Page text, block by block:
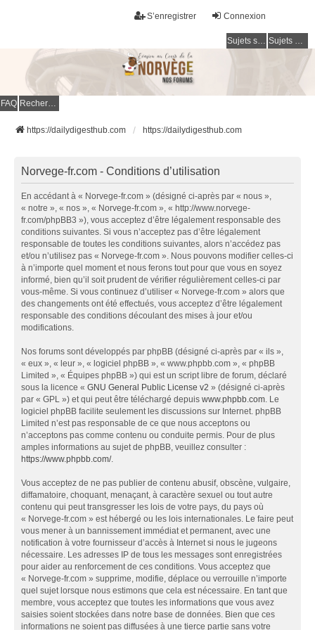
Connexion
S’enregistrer
Sujets sans réponse Sujets actifs
FAQ Rechercher
https://dailydigesthub.com https://dailydigesthub.com
Norvege-fr.com - Conditions d’utilisation
En accédant à « Norvege-fr.com » (désigné ci-après par « nous »,
« notre », « nos », « Norvege-fr.com », « http://www.norvege-
fr.com/phpBB3 »), vous acceptez d’être légalement responsable des
conditions suivantes. Si vous n’acceptez pas d’être légalement
responsable de toutes les conditions suivantes, alors n’accédez pas
et/ou n’utilisez pas « Norvege-fr.com ». Nous pouvons modifier celles-ci
à n’importe quel moment et nous ferons tout pour que vous en soyez
informé, bien qu’il soit prudent de vérifier régulièrement celles-ci par
vous-même. Si vous continuez d’utiliser « Norvege-fr.com » alors que
des changements ont été effectués, vous acceptez d’être légalement
responsable des conditions découlant des mises à jour et/ou
modifications.
Nos forums sont développés par phpBB (désigné ci-après par « ils »,
« eux », « leur », « logiciel phpBB », « www.phpbb.com », « phpBB
Limited », « Équipes phpBB ») qui est un script libre de forum, déclaré
sous la licence « GNU General Public License v2 » (désigné ci-après
par « GPL ») et qui peut être téléchargé depuis www.phpbb.com. Le
logiciel phpBB facilite seulement les discussions sur Internet. phpBB
Limited n’est pas responsable de ce que nous acceptons ou
n’acceptons pas comme contenu ou conduite permis. Pour de plus
amples informations au sujet de phpBB, veuillez consulter :
https://www.phpbb.com/.
Vous acceptez de ne pas publier de contenu abusif, obscène, vulgaire,
diffamatoire, choquant, menaçant, à caractère sexuel ou tout autre
contenu qui peut transgresser les lois de votre pays, du pays où
« Norvege-fr.com » est hébergé ou les lois internationales. Le faire peut
vous mener à un bannissement immédiat et permanent, avec une
notification à votre fournisseur d’accès à Internet si nous le jugeons
nécessaire. Les adresses IP de tous les messages sont enregistrées
pour aider au renforcement de ces conditions. Vous acceptez que
« Norvege-fr.com » supprime, modifie, déplace ou verrouille n’importe
quel sujet lorsque nous estimons que cela est nécessaire. En tant que
membre, vous acceptez que toutes les informations que vous avez
saisies soient stockées dans notre base de données. Bien que ces
informations ne soient pas diffusées à une tierce partie sans votre